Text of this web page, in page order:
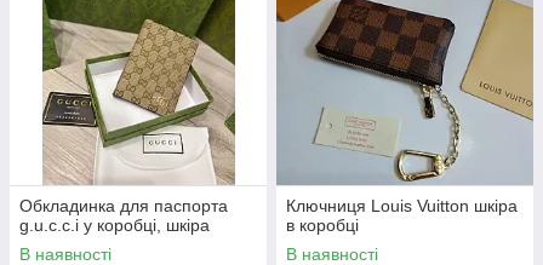
Обкладинка для паспорта
g.u.c.c.i у коробці, шкіра
В наявності
Ключниця Louis Vuitton шкіра
в коробці
В наявності